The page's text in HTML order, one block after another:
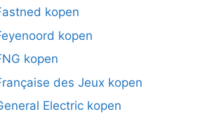
kopen
kopen
kopen
des Jeux kopen
Electric kopen